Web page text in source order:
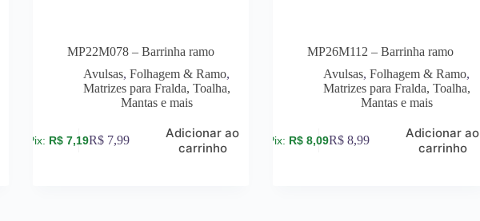
MP22M078 – Barrinha ramo
Avulsas,Folhagem & Ramo,
Matrizes para Fralda, Toalha,
Mantas e mais
R$ 7,19R$ 7,99
Adicionar ao
carrinho
MP26M112 – Barrinha ramo
Avulsas,Folhagem & Ramo,
Matrizes para Fralda, Toalha,
Mantas e mais
R$ 8,09R$ 8,99
Adicionar ao
carrinho